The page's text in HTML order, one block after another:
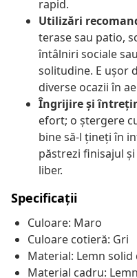
rapid.
Utilizări
terase sau patio,
întâlniri sociale
solitudine. E ușor
diverse ocazii în
Îngrijire și
efort; o ștergere
bine să-l țineți în
păstrezi finisajul
liber.
Specificații
Culoare: Maro
Culoare cotieră: Gri
Material: Lemn solid
Material cadru: